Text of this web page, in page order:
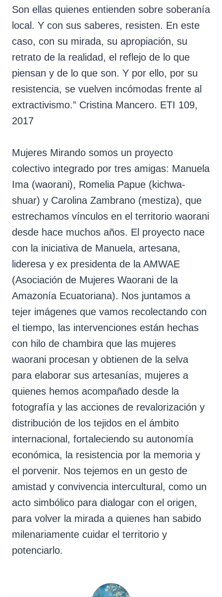
Son ellas quienes entienden sobre soberanía
local. Y con sus saberes, resisten. En este
caso, con su mirada, su apropiación, su
retrato de la realidad, el reflejo de lo que
piensan y de lo que son. Y por ello, por su
resistencia, se vuelven incómodas frente al
extractivismo.” Cristina Mancero. ETI 109,
2017
Mujeres Mirando somos un proyecto
colectivo integrado por tres amigas: Manuela
Ima (waorani), Romelia Papue (kichwa-
shuar) y Carolina Zambrano (mestiza), que
estrechamos vínculos en el territorio waorani
desde hace muchos años. El proyecto nace
con la iniciativa de Manuela, artesana,
lideresa y ex presidenta de la AMWAE
(Asociación de Mujeres Waorani de la
Amazonía Ecuatoriana). Nos juntamos a
tejer imágenes que vamos recolectando con
el tiempo, las intervenciones están hechas
con hilo de chambira que las mujeres
waorani procesan y obtienen de la selva
para elaborar sus artesanías, mujeres a
quienes hemos acompañado desde la
fotografía y las acciones de revalorización y
distribución de los tejidos en el ámbito
internacional, fortaleciendo su autonomía
económica, la resistencia por la memoria y
el porvenir. Nos tejemos en un gesto de
amistad y convivencia intercultural, como un
acto simbólico para dialogar con el origen,
para volver la mirada a quienes han sabido
milenariamente cuidar el territorio y
potenciarlo.